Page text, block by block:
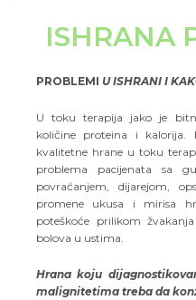
ISHRANA
PROBLEMI U ISHRANI I
U toku terapija jako je
količine proteina i kalorija.
kvalitetne hrane u toku
problema pacijenata sa
povraćanjem, dijarejom,
promene ukusa i mirisa
poteškoće prilikom
bolova u ustima.
Hrana koju
malignitetima treba da